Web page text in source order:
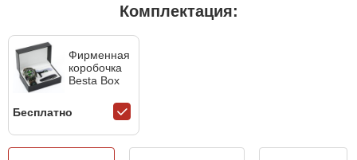
Комплектация:
Фирменная
коробочка
Besta Box
Бесплатно